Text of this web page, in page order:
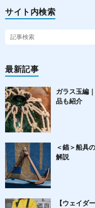
サイト内検索
最新記事
ガラス玉編
品も紹介
＜錨＞船具
解説
【ウェイダ